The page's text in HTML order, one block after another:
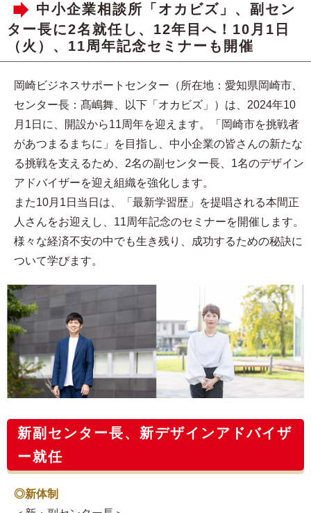
中小企業相談所「オカビズ」、副セン
ター長に2名就任し、12年目へ！10月1日
（火）、11周年記念セミナーも開催
岡崎ビジネスサポートセンター（所在地：愛知県岡崎市、
センター長：髙嶋舞、以下「オカビズ」）は、2024年10
月1日に、開設から11周年を迎えます。「岡崎市を挑戦者
があつまるまちに」を目指し、中小企業の皆さんの新たな
る挑戦を支えるため、2名の副センター長、1名のデザイン
アドバイザーを迎え組織を強化します。
また10月1日当日は、「最新学習歴」を提唱される本間正
人さんをお迎えし、11周年記念のセミナーを開催します。
様々な経済不安の中でも生き残り、成功するための秘訣に
ついて学びます。
新副センター長、新デザインアドバイザ
ー就任
◎新体制